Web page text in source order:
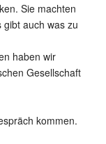
Sie machten
auch was zu
haben wir
Gesellschaft
kommen.